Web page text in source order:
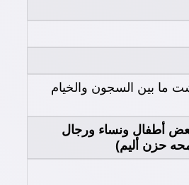
ما بين السجون والخيام
أطفال ونساء ورجال
حزن أليم)